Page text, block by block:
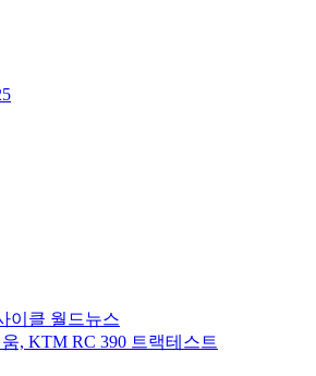
이클 월드뉴스
, KTM RC 390 트랙테스트